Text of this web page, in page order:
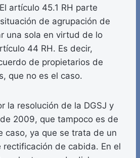
artículo 45.1 RH parte
de agrupación de
una sola en virtud de lo
44 RH. Es decir,
de propietarios de
que no es el caso.
la resolución de la DGSJ y
2009, que tampoco es de
caso, ya que se trata de un
de cabida. En el